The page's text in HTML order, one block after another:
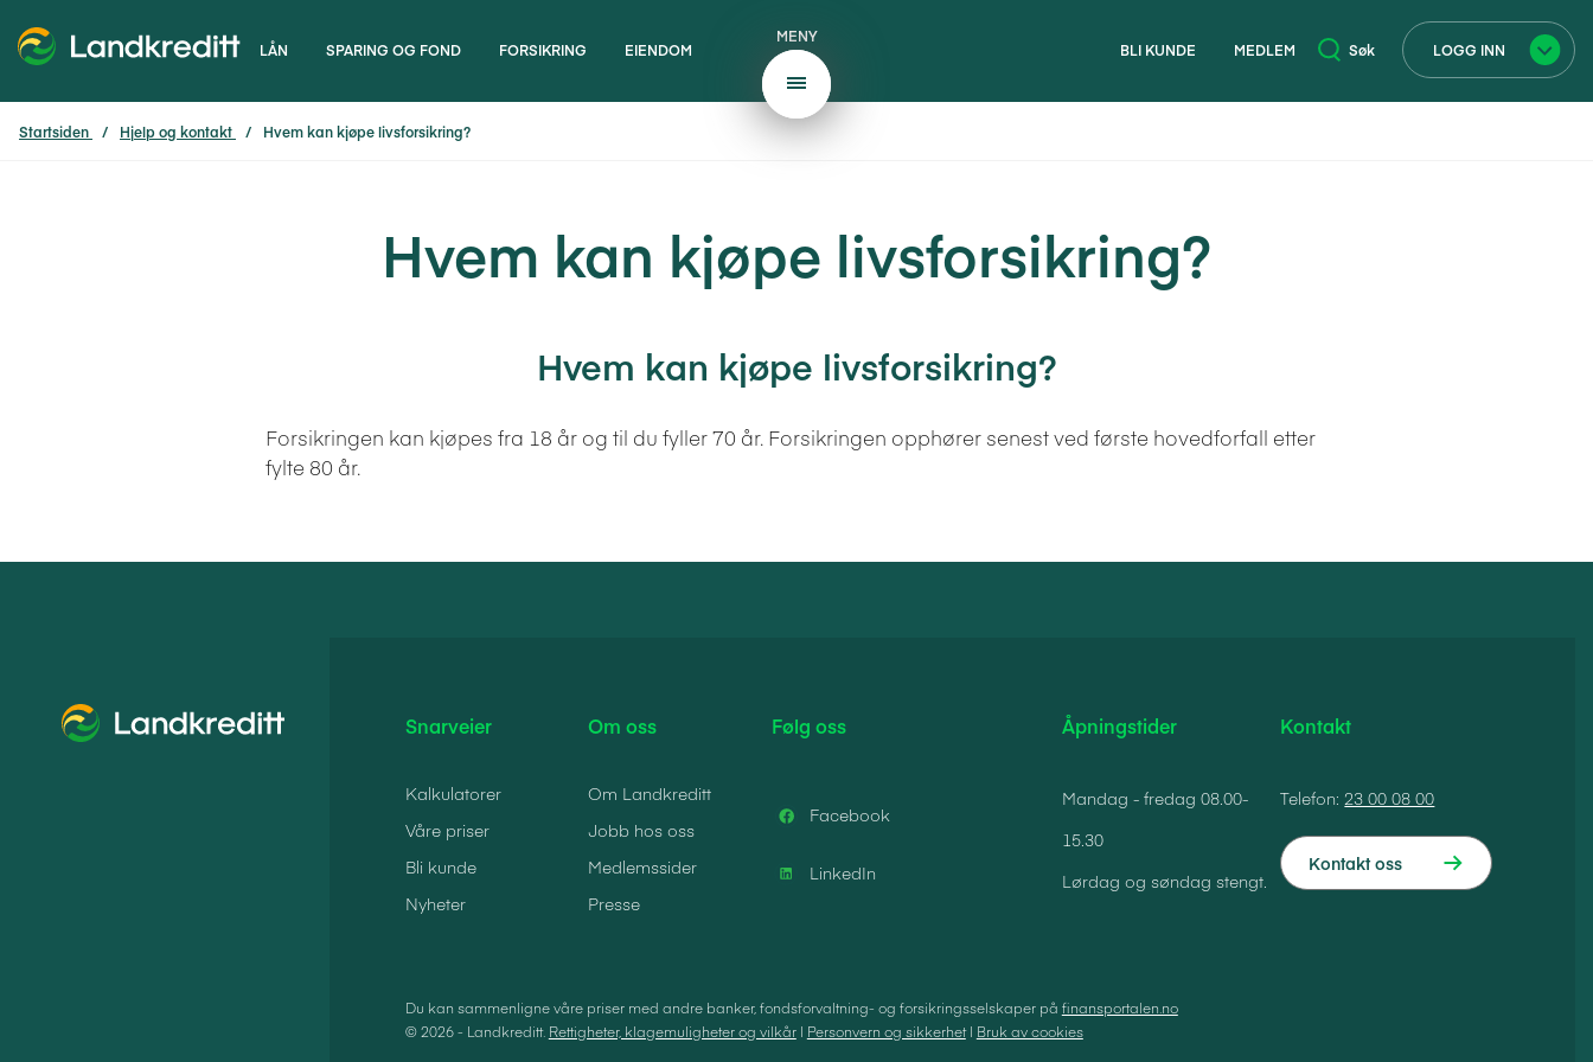
LÅN SPARING OG FOND FORSIKRING EIENDOM
MENY
BLI KUNDE MEDLEM Søk LOGG INN
Startsiden Hjelp og kontakt Hvem kan kjøpe livsforsikring?
Hvem kan kjøpe livsforsikring?
Hvem kan kjøpe livsforsikring?
Forsikringen kan kjøpes fra 18 år og til du fyller 70 år. Forsikringen opphører senest ved første hovedforfall etter
fylte 80 år.
Snarveier
Kalkulatorer
Våre priser
Bli kunde
Nyheter
Om oss
Om Landkreditt
Jobb hos oss
Medlemssider
Presse
Følg oss
Facebook
LinkedIn
Åpningstider
Mandag - fredag 08.00-
15.30
Lørdag og søndag stengt.
Kontakt
Telefon:23 00 08 00
Kontakt oss
Du kan sammenligne våre priser med andre banker, fondsforvaltning- og forsikringsselskaper på finansportalen.no
© 2026 - Landkreditt. Rettigheter, klagemuligheter og vilkår| Personvern og sikkerhet| Bruk av cookies